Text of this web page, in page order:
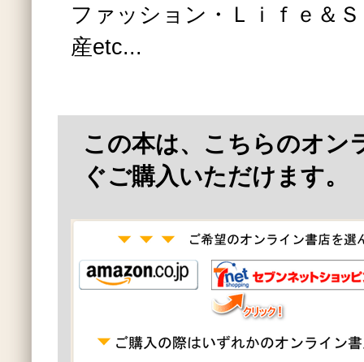
ファッション・Ｌｉｆｅ＆
産etc...
この本は、こちらのオン
ぐご購入いただけます。